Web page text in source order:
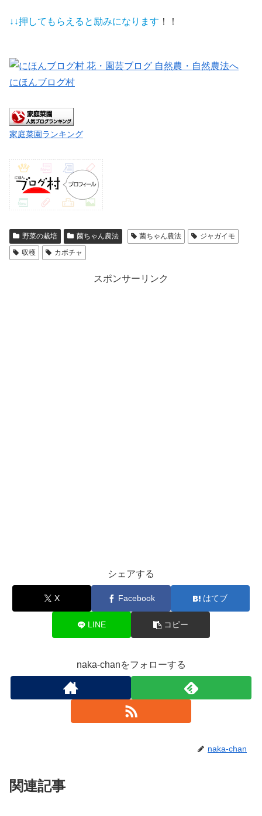
↓↓押してもらえると 励みになります ！！
にほんブログ村
家庭菜園ランキング
野菜の栽培 菌ちゃん農法 菌ちゃん農法
ジャガイモ
収穫
カボチャ
スポンサーリンク
シェアする
X Facebook はてブ
LINE コピー
naka-chanをフォローする
naka-chan
関連記事